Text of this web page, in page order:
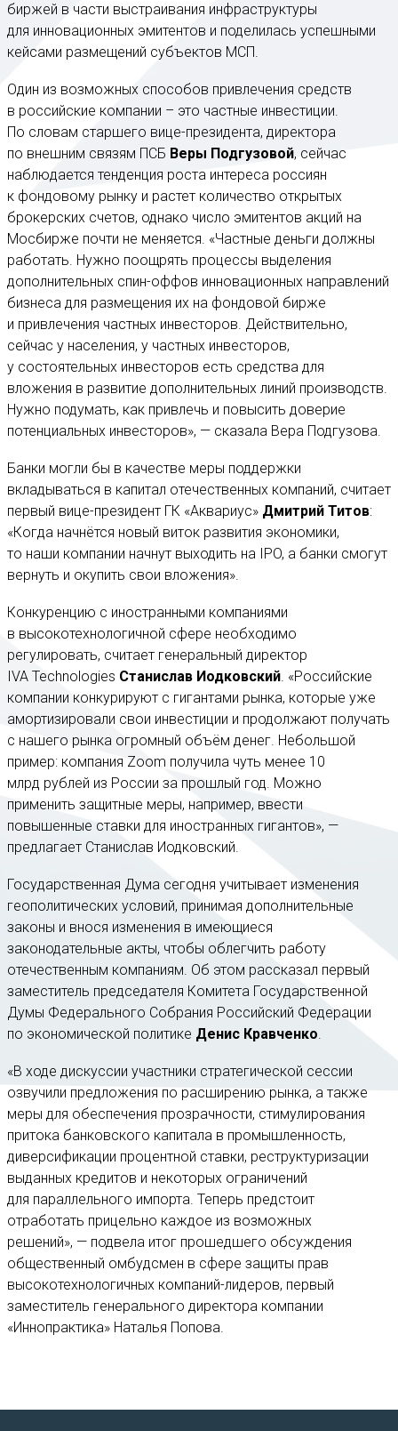
биржей в части выстраивания инфраструктуры
для инновационных эмитентов и поделилась успешными
кейсами размещений субъектов МСП.
Один из возможных способов привлечения средств
в российские компании – это частные инвестиции.
По словам старшего вице-президента, директора
по внешним связям ПСБ Веры Подгузовой, сейчас
наблюдается тенденция роста интереса россиян
к фондовому рынку и растет количество открытых
брокерских счетов, однако число эмитентов акций на
Мосбирже почти не меняется. «Частные деньги должны
работать. Нужно поощрять процессы выделения
дополнительных спин-оффов инновационных направлений
бизнеса для размещения их на фондовой бирже
и привлечения частных инвесторов. Действительно,
сейчас у населения, у частных инвесторов,
у состоятельных инвесторов есть средства для
вложения в развитие дополнительных линий производств.
Нужно подумать, как привлечь и повысить доверие
потенциальных инвесторов», — сказала Вера Подгузова.
Банки могли бы в качестве меры поддержки
вкладываться в капитал отечественных компаний, считает
первый вице-президент ГК «Аквариус» Дмитрий Титов:
«Когда начнётся новый виток развития экономики,
то наши компании начнут выходить на IPO, а банки смогут
вернуть и окупить свои вложения».
Конкуренцию с иностранными компаниями
в высокотехнологичной сфере необходимо
регулировать, считает генеральный директор
IVA Technologies Станислав Иодковский. «Российские
компании конкурируют с гигантами рынка, которые уже
амортизировали свои инвестиции и продолжают получать
с нашего рынка огромный объём денег. Небольшой
пример: компания Zoom получила чуть менее 10
млрд рублей из России за прошлый год. Можно
применить защитные меры, например, ввести
повышенные ставки для иностранных гигантов», —
предлагает Станислав Иодковский.
Государственная Дума сегодня учитывает изменения
геополитических условий, принимая дополнительные
законы и внося изменения в имеющиеся
законодательные акты, чтобы облегчить работу
отечественным компаниям. Об этом рассказал первый
заместитель председателя Комитета Государственной
Думы Федерального Собрания Российский Федерации
по экономической политике Денис Кравченко.
«В ходе дискуссии участники стратегической сессии
озвучили предложения по расширению рынка, а также
меры для обеспечения прозрачности, стимулирования
притока банковского капитала в промышленность,
диверсификации процентной ставки, реструктуризации
выданных кредитов и некоторых ограничений
для параллельного импорта. Теперь предстоит
отработать прицельно каждое из возможных
решений», — подвела итог прошедшего обсуждения
общественный омбудсмен в сфере защиты прав
высокотехнологичных компаний-лидеров, первый
заместитель генерального директора компании
«Иннопрактика» Наталья Попова.